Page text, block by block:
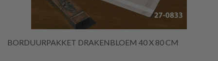
BORDUURPAKKET DRAKENBLOEM 40 X 80 CM